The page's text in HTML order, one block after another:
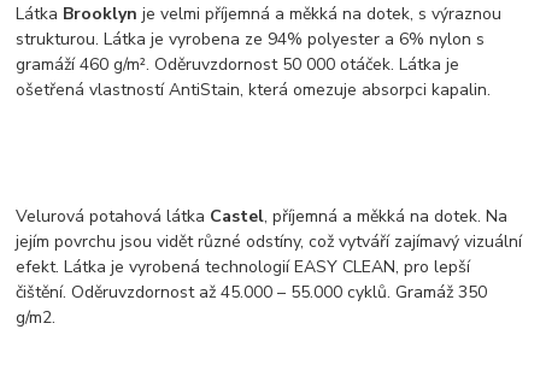
Látka Brooklyn je velmi příjemná a měkká na dotek, s výraznou
strukturou. Látka je vyrobena ze 94% polyester a 6% nylon s
gramáží 460 g/m². Oděruvzdornost 50 000 otáček. Látka je
ošetřená vlastností AntiStain, která omezuje absorpci kapalin.
Velurová potahová látka Castel, příjemná a měkká na dotek. Na
jejím povrchu jsou vidět různé odstíny, což vytváří zajímavý vizuální
efekt. Látka je vyrobená technologií EASY CLEAN, pro lepší
čištění. Oděruvzdornost až 45.000 – 55.000 cyklů. Gramáž 350
g/m2.